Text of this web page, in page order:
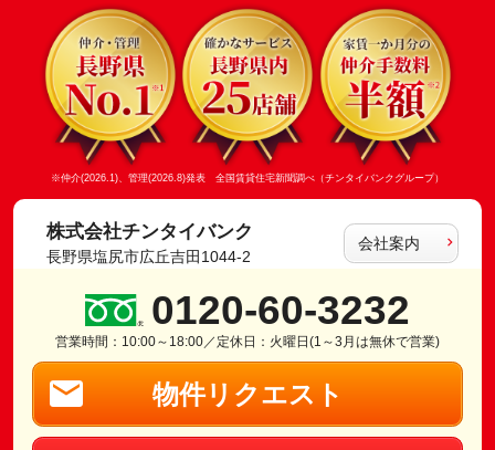
※仲介(2026.1)、管理(2026.8)発表 全国賃貸住宅新聞調べ（チンタイバンクグループ）
株式会社チンタイバンク
長野県塩尻市広丘吉田1044-2
会社案内
0120-60-3232
営業時間：10:00～18:00／定休日：火曜日(1～3月は無休で営業)
物件リクエスト